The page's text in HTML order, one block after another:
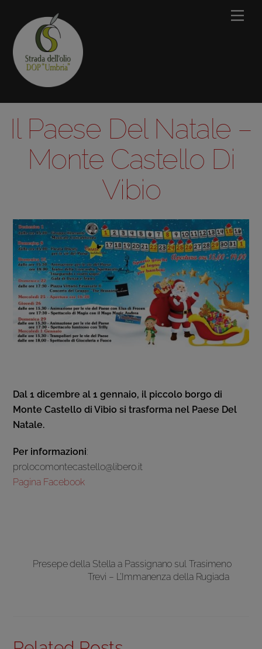
content
Il Paese Del Natale –
Monte Castello Di
Vibio
Dal 1 dicembre al 1 gennaio, il piccolo borgo di
Monte Castello di Vibio si trasforma nel Paese Del
Natale.
Per informazioni:
prolocomontecastello@libero.it
Pagina Facebook
Presepe della Stella a Passignano sul Trasimeno
Trevi – L’Immanenza della Rugiada